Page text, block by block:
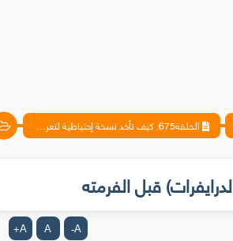
الحلقة675: كيف تأخد نسخة إحتياطية لتعريفات الحاسوب (الدرايفرات) قبل الفرمته
A
-
A
A
+